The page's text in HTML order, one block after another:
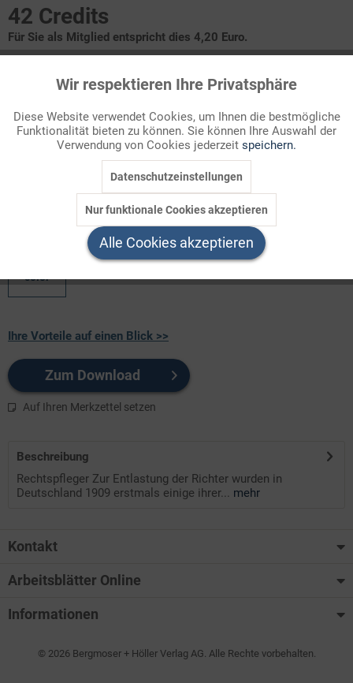
42 Credits
Für Sie als Mitglied entspricht dies 4,20 Euro.
Infografik Nr. 129118
Rechtspfleger
Zur Entlastung der Richter wurden in Deutschland 1909 erstmals
einige ihrer Aufgaben zur selbstständigen Erledigung auf die
Gerichtsschreiber übertragen. Heute sind die < ...
Welchen Download brauchen Sie?
color
Ihre Vorteile auf einen Blick >>
Zum Download
Auf Ihren Merkzettel setzen
Beschreibung
Rechtspfleger Zur Entlastung der Richter wurden in
Deutschland 1909 erstmals einige ihrer... mehr
Kontakt
Arbeitsblätter Online
Informationen
© 2026 Bergmoser + Höller Verlag AG. Alle Rechte vorbehalten.
Funktionale Aktiv
Marketing Inaktiv
Inaktiv
Wir respektieren Ihre Privatsphäre
Diese Website verwendet Cookies, um Ihnen die bestmögliche
Funktionalität bieten zu können. Sie können Ihre Auswahl der
Verwendung von Cookies jederzeit speichern.
Datenschutzeinstellungen
Nur funktionale Cookies akzeptieren
Alle Cookies akzeptieren